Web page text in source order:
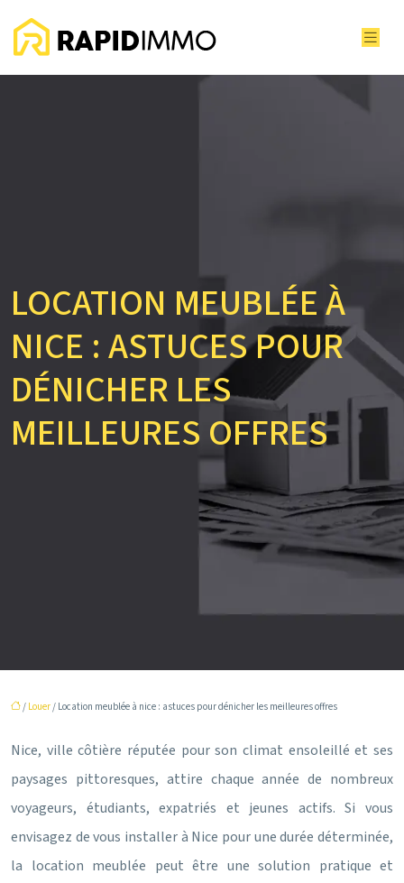
LOCATION MEUBLÉE À
NICE : ASTUCES POUR
DÉNICHER LES
MEILLEURES OFFRES
/ Louer/ Location meublée à nice : astuces pour dénicher les meilleures offres
Nice, ville côtière réputée pour son climat ensoleillé et ses
paysages pittoresques, attire chaque année de nombreux
voyageurs, étudiants, expatriés et jeunes actifs. Si vous
envisagez de vous installer à Nice pour une durée déterminée,
la location meublée peut être une solution pratique et